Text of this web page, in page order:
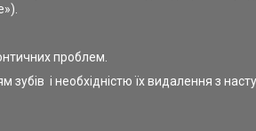
проблем.
зубів і необхідністю їх видалення з